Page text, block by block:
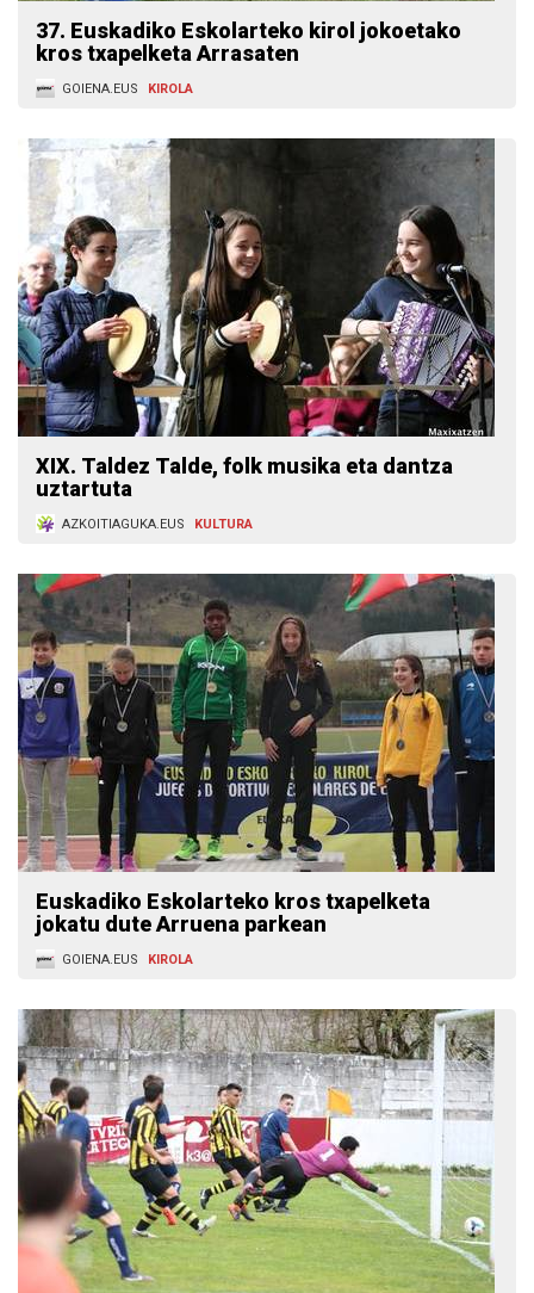
37. Euskadiko Eskolarteko kirol jokoetako
kros txapelketa Arrasaten
GOIENA.EUS KIROLA
XIX. Taldez Talde, folk musika eta dantza
uztartuta
AZKOITIAGUKA.EUS KULTURA
Euskadiko Eskolarteko kros txapelketa
jokatu dute Arruena parkean
GOIENA.EUS KIROLA